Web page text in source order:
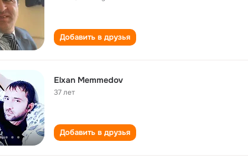
Добавить в друзья
Elxan Memmedov
37 лет
Добавить в друзья